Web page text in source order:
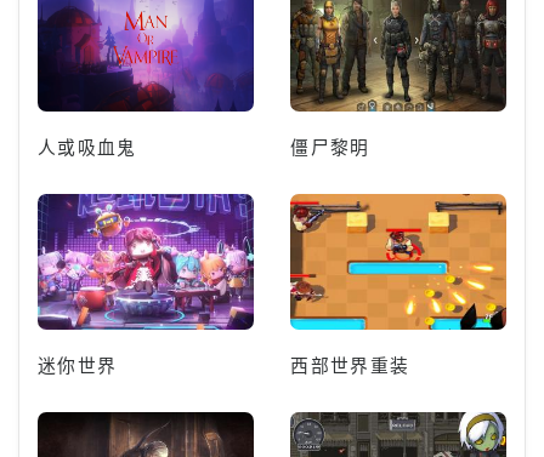
人或吸血鬼 僵尸黎明
迷你世界 西部世界重装